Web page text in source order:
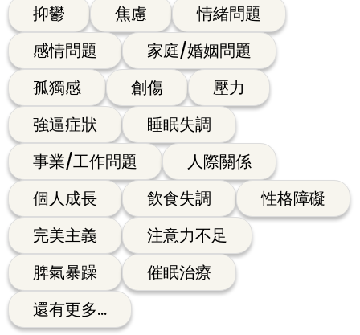
抑鬱 焦慮
情緒問題
感情問題
家庭/婚姻問題
孤獨感
創傷
壓力
強逼症狀
睡眠失調
事業/工作問題
人際關係
個人成長
飲食失調
性格障礙
完美主義
注意力不足
脾氣暴躁
催眠治療
還有更多…